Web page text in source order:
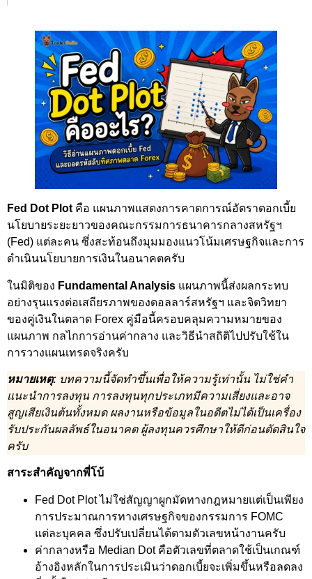
Fed Dot Plot คือ แผนภาพแสดงการคาดการณ์อัตราดอกเบี้ย
นโยบายระยะยาวของคณะกรรมการธนาคารกลางสหรัฐฯ
(Fed) แต่ละคน ซึ่งสะท้อนถึงมุมมองแนวโน้มเศรษฐกิจและการ
ดำเนินนโยบายการเงินในอนาคตครับ
ในมิติของ Fundamental Analysis แผนภาพนี้ส่งผลกระทบ
อย่างรุนแรงต่อเสถียรภาพของดอลลาร์สหรัฐฯ และจิตวิทยา
ของคู่เงินในตลาด Forex คู่มือนี้ครอบคลุมความหมายของ
แผนภาพ กลไกการอ่านค่ากลาง และวิธีนำสถิติไปปรับใช้ใน
การวางแผนเทรดจริงครับ
หมายเหตุ: บทความนี้จัดทำขึ้นเพื่อให้ความรู้เท่านั้น ไม่ใช่คำ
แนะนำการลงทุน การลงทุนทุกประเภทมีความเสี่ยงและอาจ
สูญเสียเงินต้นทั้งหมด ผลงานหรือข้อมูลในอดีตไม่ได้เป็นเครื่อง
รับประกันผลลัพธ์ในอนาคต ผู้ลงทุนควรศึกษาให้ดีก่อนตัดสินใจ
ครับ
สาระสำคัญจากพี่โบ้
Fed Dot Plot ไม่ใช่สัญญาผูกมัดทางกฎหมายแต่เป็นเพียง
การประมาณการทางเศรษฐกิจของกรรมการ FOMC
แต่ละบุคคล ซึ่งปรับเปลี่ยนได้ตามตัวเลขหน้างานครับ
ค่ากลางหรือ Median Dot คือตัวเลขที่ตลาดใช้เป็นเกณฑ์
อ้างอิงหลักในการประเมินว่าดอกเบี้ยจะเพิ่มขึ้นหรือลดลง